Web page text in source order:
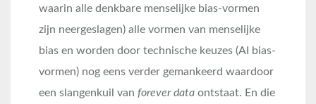
waarin alle denkbare menselijke bias-vormen
zijn neergeslagen) alle vormen van menselijke
bias en worden door technische keuzes (AI bias-
vormen) nog eens verder gemankeerd waardoor
een slangenkuil van forever data ontstaat. En die